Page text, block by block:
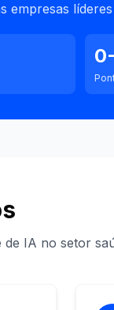
empresas
IA no setor